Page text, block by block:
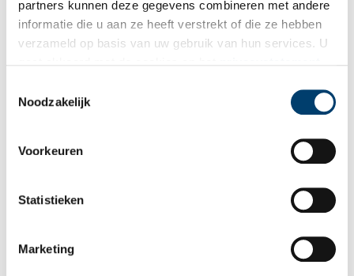
partners kunnen deze gegevens combineren met andere
informatie die u aan ze heeft verstrekt of die ze hebben
verzameld op basis van uw gebruik van hun services. U
Noodzakelijk
Voorkeuren
Statistieken
Marketing
woorden van president-kerkvoogd Hendrik Timmerman nadat
op 9 juni 1969 een brand de Sint-Maartenskerk in Oudkarspel
compleet verwoestte.
Volharding elkaar als het vriest. In 1928 hadden ze een
primeur: hun Willem Kos, tuinderzoon uit Oudkarspel, was de